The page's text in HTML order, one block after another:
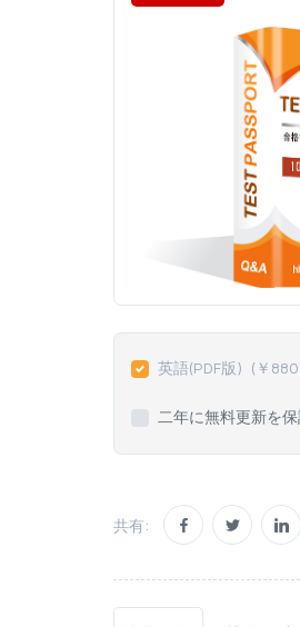
英語(PDF版) (￥
二年に無料更新を保
共有: